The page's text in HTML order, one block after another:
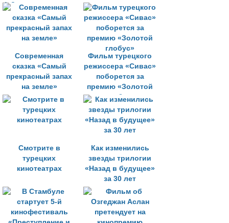
(«Затруднительное
положение»)
Современная
сказка «Самый
прекрасный запах
на земле»
Фильм турецкого
режиссера «Сивас»
поборется за
премию «Золотой
глобус»
Смотрите в
турецких
кинотеатрах
Как изменились
звезды трилогии
«Назад в будущее»
за 30 лет